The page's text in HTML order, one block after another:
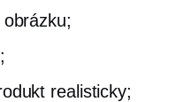
realisticky;